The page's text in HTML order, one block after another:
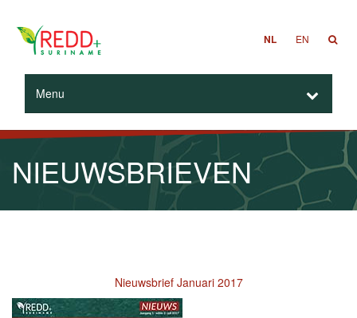
NL EN
Menu
NIEUWSBRIEVEN
Nieuwsbrief Januari 2017